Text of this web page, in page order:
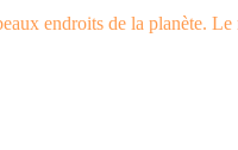
endroits de la planète.